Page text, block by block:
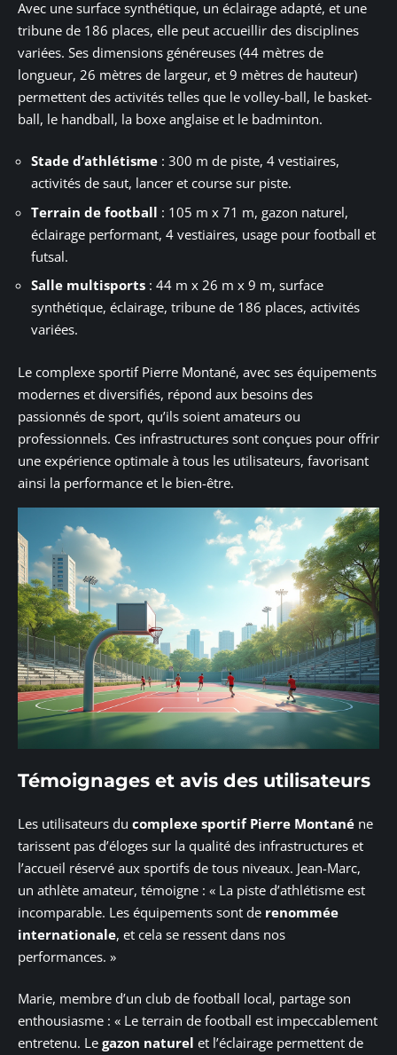
Avec une surface synthétique, un éclairage adapté, et une
tribune de 186 places, elle peut accueillir des disciplines
variées. Ses dimensions généreuses (44 mètres de
longueur, 26 mètres de largeur, et 9 mètres de hauteur)
permettent des activités telles que le volley-ball, le basket-
ball, le handball, la boxe anglaise et le badminton.
Stade d’athlétisme : 300 m de piste, 4 vestiaires,
activités de saut, lancer et course sur piste.
Terrain de football : 105 m x 71 m, gazon naturel,
éclairage performant, 4 vestiaires, usage pour football et
futsal.
Salle multisports : 44 m x 26 m x 9 m, surface
synthétique, éclairage, tribune de 186 places, activités
variées.
Le complexe sportif Pierre Montané, avec ses équipements
modernes et diversifiés, répond aux besoins des
passionnés de sport, qu’ils soient amateurs ou
professionnels. Ces infrastructures sont conçues pour offrir
une expérience optimale à tous les utilisateurs, favorisant
ainsi la performance et le bien-être.
Témoignages et avis des utilisateurs
Les utilisateurs du complexe sportif Pierre Montané ne
tarissent pas d’éloges sur la qualité des infrastructures et
l’accueil réservé aux sportifs de tous niveaux. Jean-Marc,
un athlète amateur, témoigne : « La piste d’athlétisme est
incomparable. Les équipements sont de renommée
internationale, et cela se ressent dans nos
performances. »
Marie, membre d’un club de football local, partage son
enthousiasme : « Le terrain de football est impeccablement
entretenu. Le gazon naturel et l’éclairage permettent de